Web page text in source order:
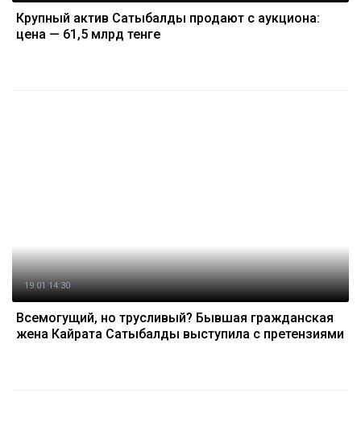
Крупный актив Сатыбалды продают с аукциона:
цена — 61,5 млрд тенге
19.01 14:30
Всемогущий, но трусливый? Бывшая гражданская
жена Кайрата Сатыбалды выступила с претензиями